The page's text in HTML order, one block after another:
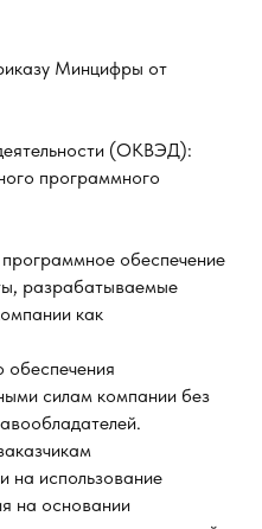
Минцифры от
(ОКВЭД):
программного
обеспечение
разрабатываемые
как
обеспечения
силам компании без
на использование
на основании